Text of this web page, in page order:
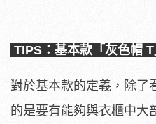
TIPS：基本款「灰色帽 T
對於基本款的定義，除了
的是要有能夠與衣櫃中大